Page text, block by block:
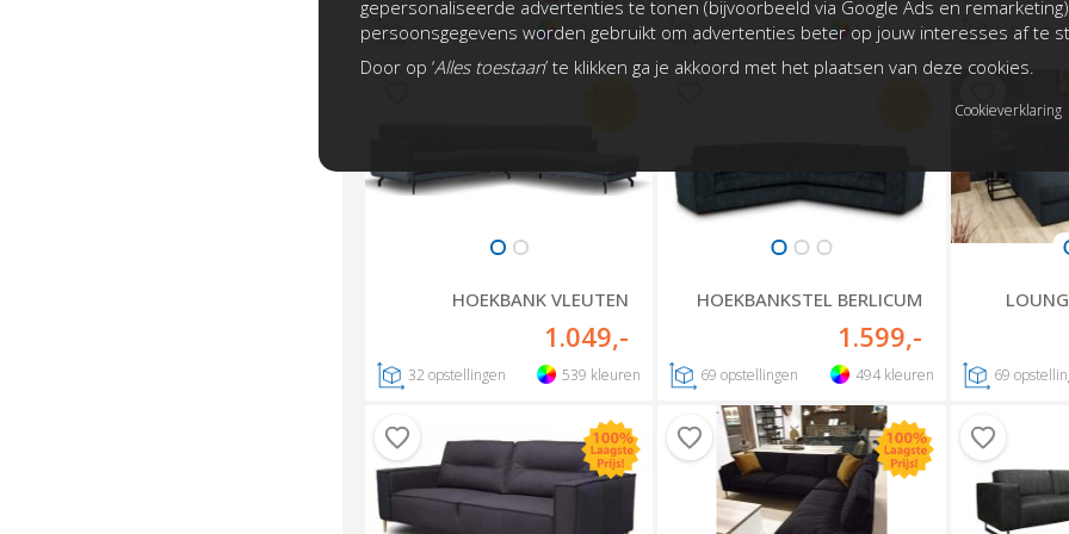
45opstellingen 194 kleuren 108opstellingen 521 kleuren 118
HOEKBANK VLEUTEN
1.049,-
32 opstellingen 539 kleuren
HOEKBANKSTEL BERLICUM
1.599,-
69 opstellingen 494 kleuren 69
gepersonaliseerde advertenties te tonen (bijvoorbeeld via Google Ads en
persoonsgegevens worden gebruikt om advertenties beter op jouw interesses af te
Door op ‘Alles toestaan’ te klikken ga je akkoord met het plaatsen van deze cookies.
Cookieverklaring